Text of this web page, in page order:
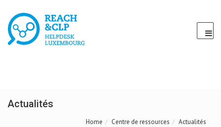
Actualités
Home Centre de ressources Actualités